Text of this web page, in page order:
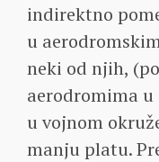
indirektno
u
neki od njih,
aerodromima
u vojnom
manju platu.